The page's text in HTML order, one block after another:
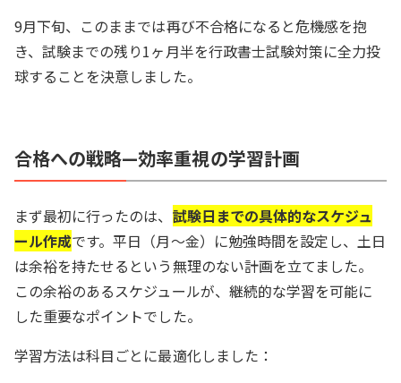
9月下旬、このままでは再び不合格になると危機感を抱
き、試験までの残り1ヶ月半を行政書士試験対策に全力投
球することを決意しました。
合格への戦略—効率重視の学習計画
まず最初に行ったのは、 試験日までの具体的なスケジュ
ール作成です。平日（月〜金）に勉強時間を設定し、土日
は余裕を持たせるという無理のない計画を立てました。
この余裕のあるスケジュールが、継続的な学習を可能に
した重要なポイントでした。
学習方法は科目ごとに最適化しました：